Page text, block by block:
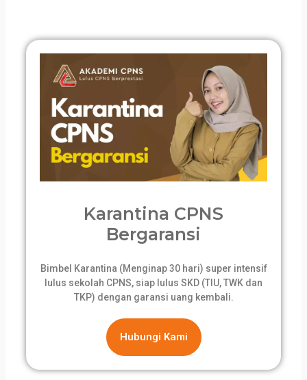
Karantina CPNS
Bergaransi
Bimbel Karantina (Menginap 30 hari) super intensif
lulus sekolah CPNS, siap lulus SKD (TIU, TWK dan
TKP) dengan garansi uang kembali.
Hubungi Kami